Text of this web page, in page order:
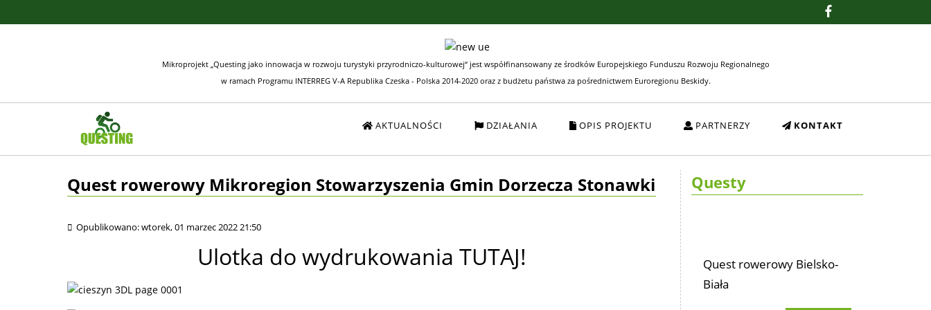
Mikroprojekt „Questing jako innowacja w rozwoju turystyki przyrodniczo-kulturowej“ jest współfinansowany ze środków Europejskiego Funduszu Rozwoju Regionalnego
w ramach Programu INTERREG V-A Republika Czeska - Polska 2014-2020 oraz z budżetu państwa za pośrednictwem Euroregionu Beskidy.
AKTUALNOŚCI DZIAŁANIA OPIS PROJEKTU PARTNERZY KONTAKT
Quest rowerowy Mikroregion Stowarzyszenia Gmin Dorzecza Stonawki
Opublikowano: wtorek, 01 marzec 2022 21:50
Ulotka do wydrukowania TUTAJ!
Questy
Quest rowerowy Bielsko-
Biała